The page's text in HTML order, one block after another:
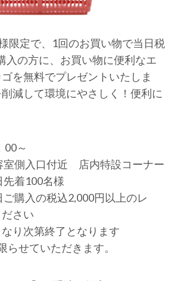
限定で、1回のお買い物で当日税
入の方に、お買い物に便利なエ
を無料でプレゼントいたしま
減して環境にやさしく！便利に
～
入口付近 店内特設コーナー
着100名様
入の税込2,000円以上のレ
さい
り次第終了となります
せていただきます。